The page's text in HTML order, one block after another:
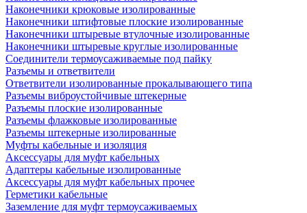
Наконечники крюковые изолированные
Наконечники штифтовые плоские изолированные
Наконечники штыревые втулочные изолированные
Наконечники штыревые круглые изолированные
Соединители термоусаживаемые под пайку
Разъемы и ответвители
Ответвители изолированные прокалывающего типа
Разъемы виброустойчивые штекерные
Разъемы плоские изолированные
Разъемы флажковые изолированные
Разъемы штекерные изолированные
Муфты кабельные и изоляция
Аксессуары для муфт кабельных
Адаптеры кабельные изолированные
Аксессуары для муфт кабельных прочее
Герметики кабельные
Заземление для муфт термоусаживаемых